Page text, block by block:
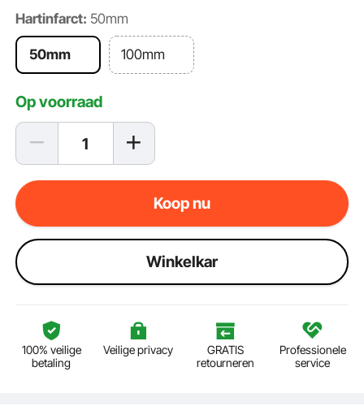
Hartinfarct: 50mm
50mm 100mm
Op voorraad
Koop nu
Winkelkar
100% veilige
betaling
Veilige privacy
GRATIS
retourneren
Professionele
service